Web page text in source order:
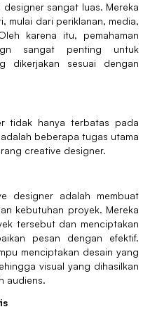
sangat luas. Mereka
mulai dari periklanan, media,
karena itu, pemahaman
sangat penting untuk
dikerjakan sesuai dengan
tidak hanya terbatas pada
beberapa tugas utama
creative designer.
designer adalah membuat
kebutuhan proyek. Mereka
tersebut dan menciptakan
pesan dengan efektif.
menciptakan desain yang
visual yang dihasilkan
audiens.